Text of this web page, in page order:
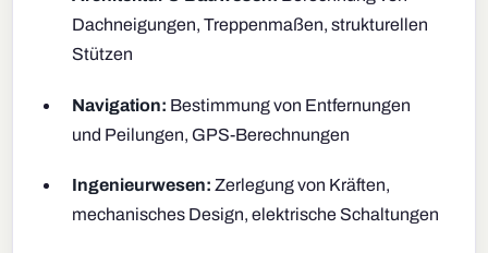
Dachneigungen, Treppenmaßen, strukturellen
Stützen
Navigation: Bestimmung von Entfernungen
und Peilungen, GPS-Berechnungen
Ingenieurwesen: Zerlegung von Kräften,
mechanisches Design, elektrische Schaltungen